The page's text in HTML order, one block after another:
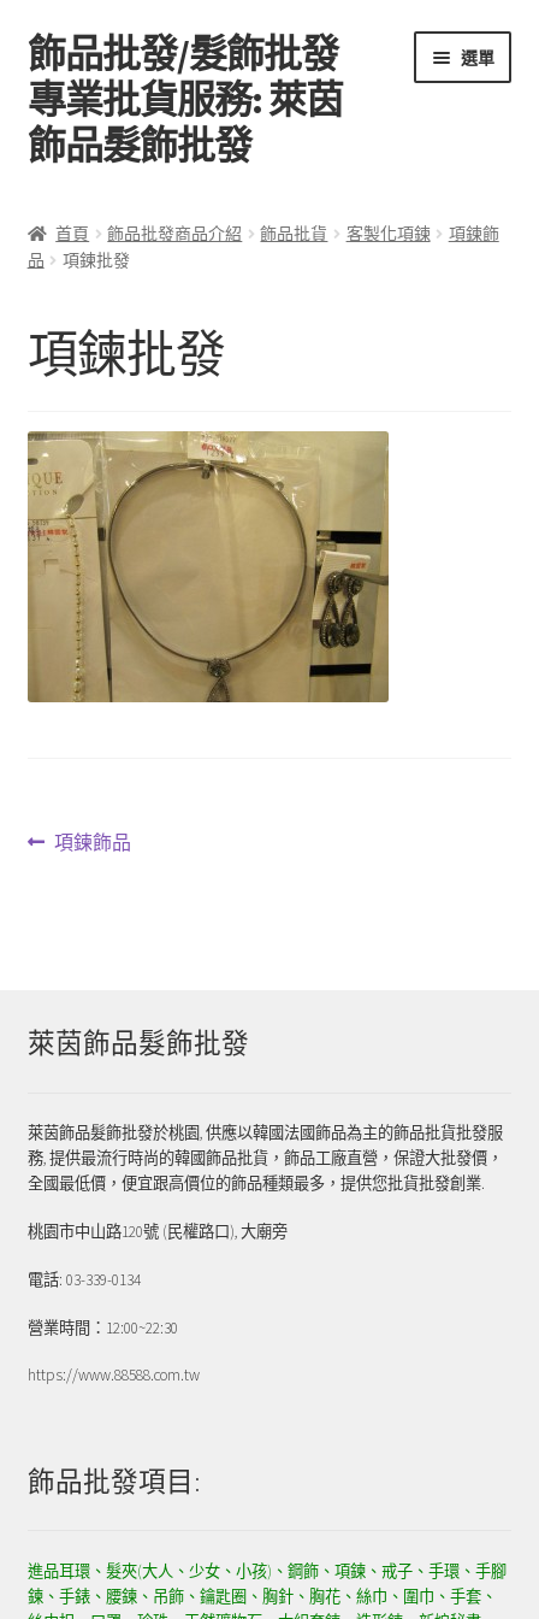
跳
至
導
覽
列
跳
至
主
要
內
飾品批發/髮飾批發
專業批貨服務: 萊茵
飾品髮飾批發
選單
關於萊茵飾品批發
飾品批發商品介紹
首頁 飾品批發商品介紹 飾品批貨 客製化項鍊
項鍊飾
品
項鍊批發
項鍊批發
文上
項鍊飾品
萊茵飾品髮飾批發
萊茵飾品髮飾批發於桃園, 供應以韓國法國飾品為主的飾品批貨批發服
務, 提供最流行時尚的韓國飾品批貨，飾品工廠直營，保證大批發價，
全國最低價，便宜跟高價位的飾品種類最多，提供您批貨批發創業.
桃園市中山路120號 (民權路口), 大廟旁
電話: 03-339-0134
營業時間：12:00~22:30
https://www.88588.com.tw
飾品批發項目:
進品耳環、髮夾(大人、少女、小孩)、鋼飾、項鍊、戒子、手環、手腳
鍊、手錶、腰鍊、吊飾、鑰匙圈、胸針、胸花、絲巾、圍巾、手套、